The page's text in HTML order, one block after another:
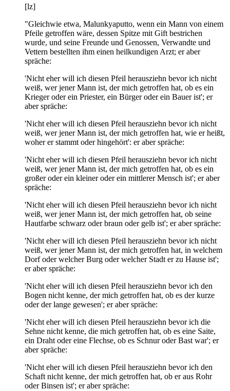
[lz]
"Gleichwie etwa, Malunkyaputto, wenn ein Mann von einem
Pfeile getroffen wäre, dessen Spitze mit Gift bestrichen
wurde, und seine Freunde und Genossen, Verwandte und
Vettern bestellten ihm einen heilkundigen Arzt; er aber
spräche:
'Nicht eher will ich diesen Pfeil herausziehn bevor ich nicht
weiß, wer jener Mann ist, der mich getroffen hat, ob es ein
Krieger oder ein Priester, ein Bürger oder ein Bauer ist'; er
aber spräche:
'Nicht eher will ich diesen Pfeil herausziehn bevor ich nicht
weiß, wer jener Mann ist, der mich getroffen hat, wie er heißt,
woher er stammt oder hingehört': er aber spräche:
'Nicht eher will ich diesen Pfeil herausziehn bevor ich nicht
weiß, wer jener Mann ist, der mich getroffen hat, ob es ein
großer oder ein kleiner oder ein mittlerer Mensch ist'; er aber
spräche:
'Nicht eher will ich diesen Pfeil herausziehn bevor ich nicht
weiß, wer jener Mann ist, der mich getroffen hat, ob seine
Hautfarbe schwarz oder braun oder gelb ist'; er aber spräche:
'Nicht eher will ich diesen Pfeil herausziehn bevor ich nicht
weiß, wer jener Mann ist, der mich getroffen hat, in welchem
Dorf oder welcher Burg oder welcher Stadt er zu Hause ist';
er aber spräche:
'Nicht eher will ich diesen Pfeil herausziehn bevor ich den
Bogen nicht kenne, der mich getroffen hat, ob es der kurze
oder der lange gewesen'; er aber spräche:
'Nicht eher will ich diesen Pfeil herausziehn bevor ich die
Sehne nicht kenne, die mich getroffen hat, ob es eine Saite,
ein Draht oder eine Flechse, ob es Schnur oder Bast war'; er
aber spräche:
'Nicht eher will ich diesen Pfeil herausziehn bevor ich den
Schaft nicht kenne, der mich getroffen hat, ob er aus Rohr
oder Binsen ist'; er aber spräche: